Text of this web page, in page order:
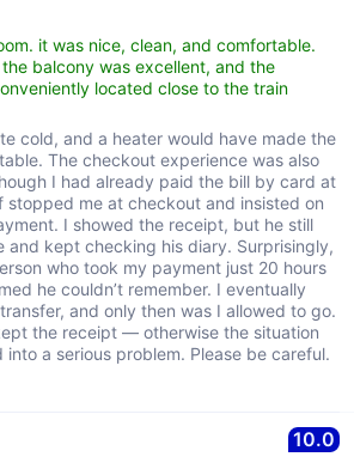
it was nice, clean, and comfortable.
balcony was excellent, and the
located close to the train
cold, and a heater would have made the
The checkout experience was also
I had already paid the bill by card at
stopped me at checkout and insisted on
I showed the receipt, but he still
and kept checking his diary. Surprisingly,
who took my payment just 20 hours
he couldn’t remember. I eventually
and only then was I allowed to go.
the receipt — otherwise the situation
a serious problem. Please be careful.
10.0